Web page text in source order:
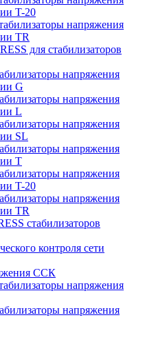
T-20
напряжения
TR
для стабилизаторов
напряжения
G
напряжения
L
напряжения
SL
напряжения
T
напряжения
T-20
напряжения
TR
стабилизаторов
контроля сети
ССК
напряжения
напряжения